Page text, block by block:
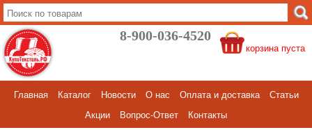
корзина пуста
8-900-036-4520
Главная Каталог Новости О нас Оплата и доставка
Статьи
Акции
Вопрос-Ответ Контакты